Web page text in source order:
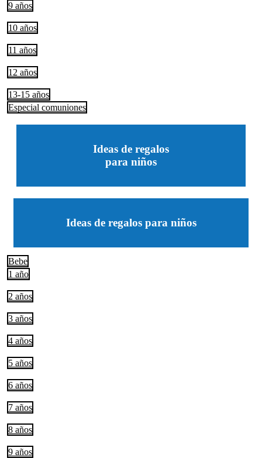
9 años
10 años
11 años
12 años
13-15 años
Especial comuniones
Ideas de regalos
para niños
Ideas de regalos para niños
Bebe
1 año
2 años
3 años
4 años
5 años
6 años
7 años
8 años
9 años